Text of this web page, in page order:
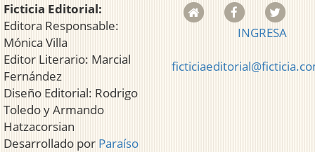
Ficticia Editorial:
Editora Responsable:
Mónica Villa
Editor Literario: Marcial
Fernández
Diseño Editorial: Rodrigo
Toledo y Armando
Hatzacorsian
Desarrollado por Paraíso
INGRESA